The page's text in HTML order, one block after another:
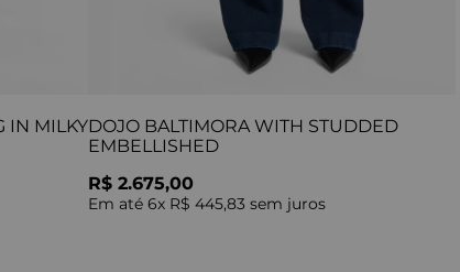
IN MILKYDOJO BALTIMORA WITH STUDDED
EMBELLISHED
R$ 2.675,00
Em até 6x R$ 445,83 sem juros